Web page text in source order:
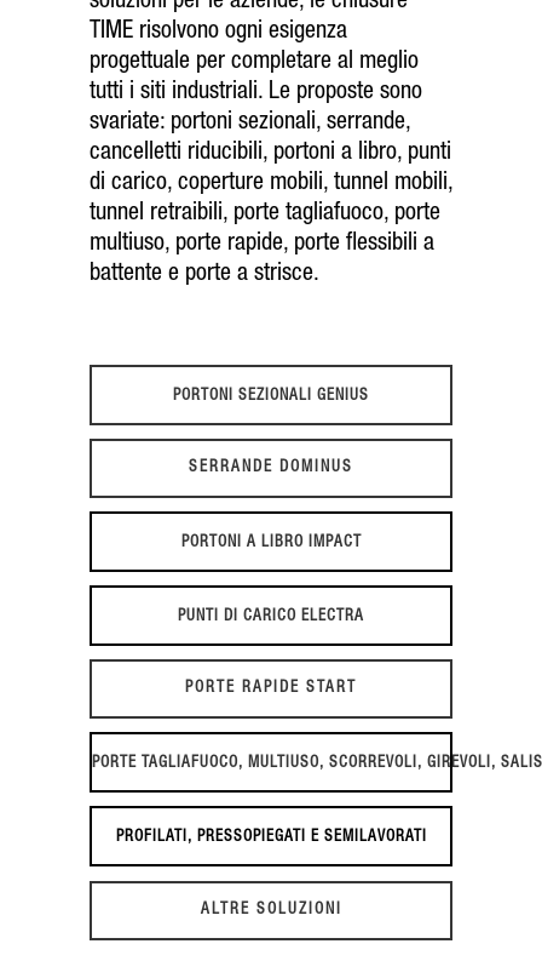
TIME risolvono ogni esigenza
progettuale per completare al meglio
tutti i siti industriali. Le proposte sono
svariate: portoni sezionali, serrande,
cancelletti riducibili, portoni a libro, punti
di carico, coperture mobili, tunnel mobili,
tunnel retraibili, porte tagliafuoco, porte
multiuso, porte rapide, porte flessibili a
battente e porte a strisce.
PORTONI SEZIONALI GENIUS
SERRANDE DOMINUS
PORTONI A LIBRO IMPACT
PUNTI DI CARICO ELECTRA
PORTE RAPIDE START
PORTE TAGLIAFUOCO, MULTIUSO, SCORREVOLI, GIREVOLI,
PROFILATI, PRESSOPIEGATI E SEMILAVORATI
ALTRE SOLUZIONI